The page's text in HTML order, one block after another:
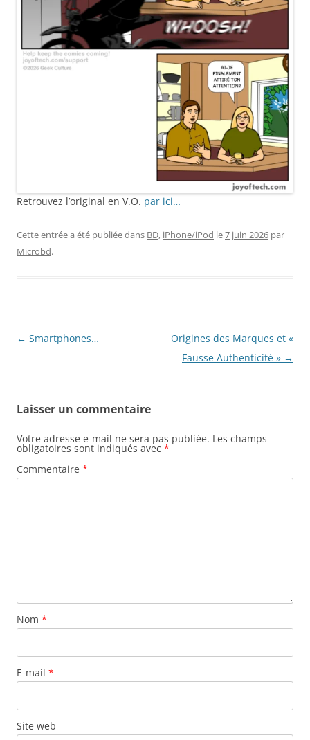
Retrouvez l’original en V.O. par ici…
Cette entrée a été publiée dans BD, iPhone/iPod le7 juin 2026 par
Microbd.
Navigation
← Smartphones…
Origines des Marques et «
Fausse Authenticité » →
Laisser un commentaire
Votre adresse e-mail ne sera pas publiée. Les champs
obligatoires sont indiqués avec *
Commentaire *
Nom *
E-mail *
Site web